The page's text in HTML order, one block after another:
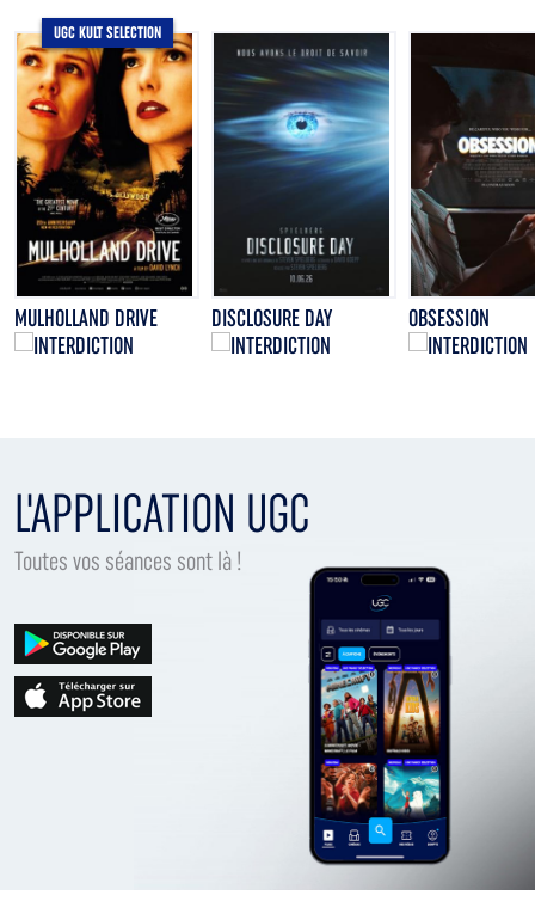
UGC KULT SELECTION
MULHOLLAND DRIVE DISCLOSURE DAY OBSESSION
L'APPLICATION UGC
Toutes vos séances sont là !